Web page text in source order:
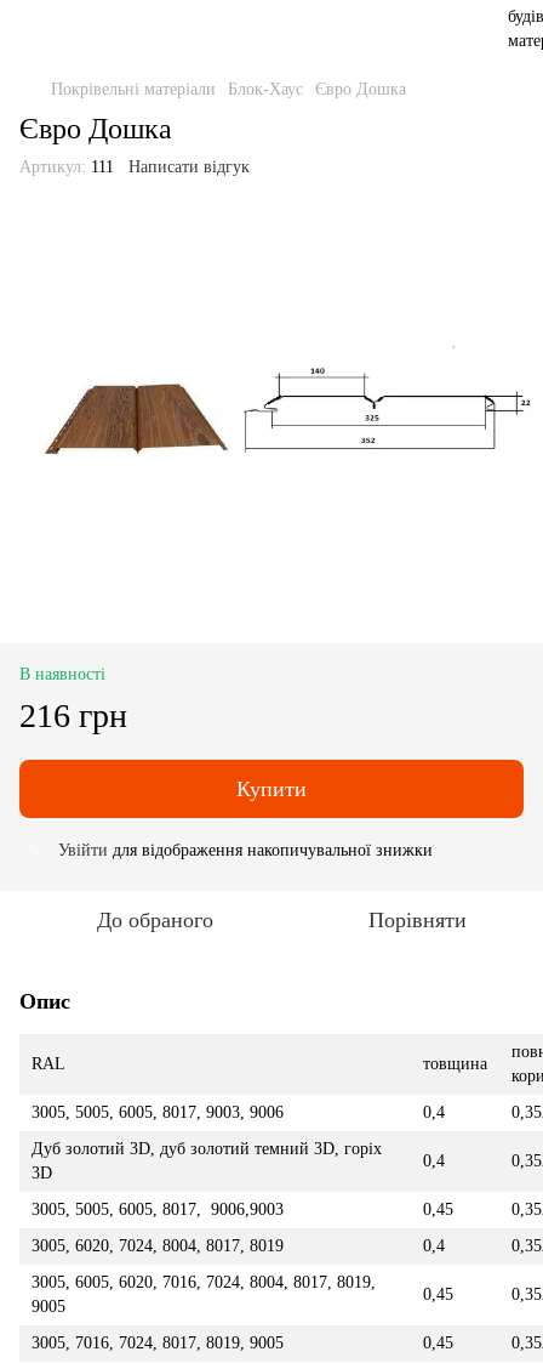
Покрівельні матеріали Блок-Хаус Євро Дошка
Євро Дошка
Артикул: 111 Написати відгук
В наявності
216 грн
Купити
Увійти для відображення накопичувальної знижки
До обраного Порівняти
Опис
RAL товщина
3005, 5005, 6005, 8017, 9003, 9006
0,4
Дуб золотий 3D, дуб золотий темний 3D, горіх
3D
0,4
3005, 5005, 6005, 8017, 9006,9003 0,45
3005, 6020, 7024, 8004, 8017, 8019
0,4
3005, 6005, 6020, 7016, 7024, 8004, 8017, 8019,
9005
0,45
3005, 7016, 7024, 8017, 8019, 9005 0,45